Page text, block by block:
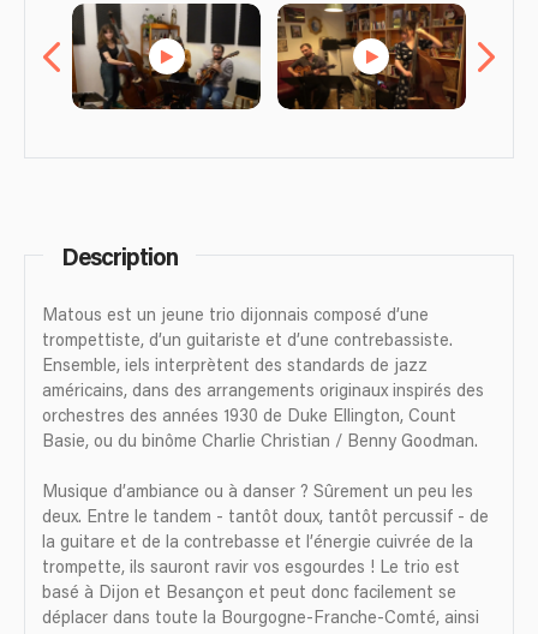
Description
Matous est un jeune trio dijonnais composé d’une
trompettiste, d’un guitariste et d’une contrebassiste.
Ensemble, iels interprètent des standards de jazz
américains, dans des arrangements originaux inspirés des
orchestres des années 1930 de Duke Ellington, Count
Basie, ou du binôme Charlie Christian / Benny Goodman.
Musique d’ambiance ou à danser ? Sûrement un peu les
deux. Entre le tandem - tantôt doux, tantôt percussif - de
la guitare et de la contrebasse et l’énergie cuivrée de la
trompette, ils sauront ravir vos esgourdes ! Le trio est
basé à Dijon et Besançon et peut donc facilement se
déplacer dans toute la Bourgogne-Franche-Comté, ainsi